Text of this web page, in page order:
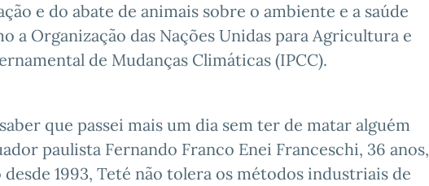
e do abate de animais sobre o ambiente e a saúde
a Organização das Nações Unidas para Agricultura e
de Mudanças Climáticas (IPCC).
que passei mais um dia sem ter de matar alguém
paulista Fernando Franco Enei Franceschi, 36 anos,
1993, Teté não tolera os métodos industriais de